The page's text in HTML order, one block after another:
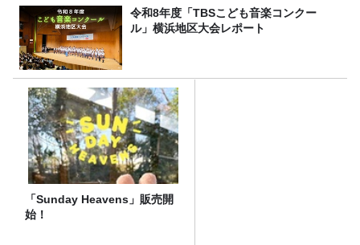
令和8年度「TBSこども音楽コンクー
ル」横浜地区大会レポート
「Sunday Heavens」販売開
始！